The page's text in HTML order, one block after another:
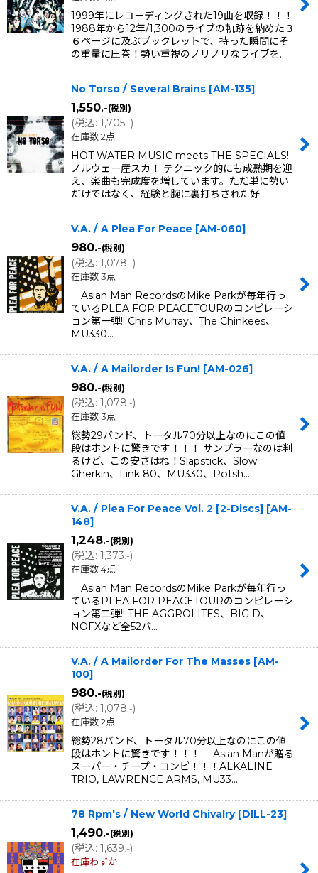
1999年にレコーディングされた19曲を収録！！！
1988年から12年/1,300のライブの軌跡を納めた３
６ページに及ぶブックレットで、持った瞬間にそ
の重量に圧巻！勢い重視のノリノリなライブを…
No Torso / Several Brains [AM-135]
1,550.-(税別)
(税込: 1,705 .-)
在庫数 2点
HOT WATER MUSIC meets THE SPECIALS!
ノルウェー産スカ！ テクニック的にも成熟期を迎
え、楽曲も完成度を増しています。ただ単に勢い
だけではなく、経験と腕に裏打ちされた好…
V.A. / A Plea For Peace [AM-060]
980.-(税別)
(税込: 1,078 .-)
在庫数 3点
Asian Man RecordsのMike Parkが毎年行っ
ているPLEA FOR PEACETOURのコンピレーシ
ョン第一弾!! Chris Murray、The Chinkees、
MU330…
V.A. / A Mailorder Is Fun! [AM-026]
980.-(税別)
(税込: 1,078 .-)
在庫数 3点
総勢29バンド、トータル70分以上なのにこの値
段はホントに驚きです！！！ サンプラーなのは判
るけど、この安さはね！Slapstick、Slow
Gherkin、Link 80、MU330、Potsh…
V.A. / Plea For Peace Vol. 2 [2-Discs] [AM-
148]
1,248.-(税別)
(税込: 1,373 .-)
在庫数 4点
Asian Man RecordsのMike Parkが毎年行っ
ているPLEA FOR PEACETOURのコンピレーシ
ョン第二弾!! THE AGGROLITES、BIG D、
NOFXなど全52バ…
V.A. / A Mailorder For The Masses [AM-
100]
980.-(税別)
(税込: 1,078 .-)
在庫数 2点
総勢28バンド、トータル70分以上なのにこの値
段はホントに驚きです！！！ Asian Manが贈る
スーパー・チープ・コンピ！！！ALKALINE
TRIO, LAWRENCE ARMS, MU33…
78 Rpm's / New World Chivalry [DILL-23]
1,490.-(税別)
(税込: 1,639 .-)
在庫わずか